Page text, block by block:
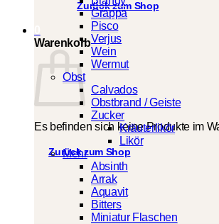
Zurück zum Shop
Warenkorb
Es befinden sich keine Produkte im
Zurück zum Shop
Grappa
Pisco
Verjus
Wein
Wermut
Obst
Calvados
Obstbrand / Geiste
Zucker
Kräuterlikör
Likör
Mehr
Absinth
Arrak
Aquavit
Bitters
Miniatur Flaschen